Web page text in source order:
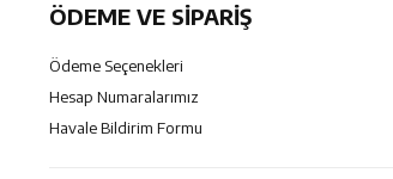
ÖDEME VE SİPARİŞ
Ödeme Seçenekleri
Hesap Numaralarımız
Havale Bildirim Formu